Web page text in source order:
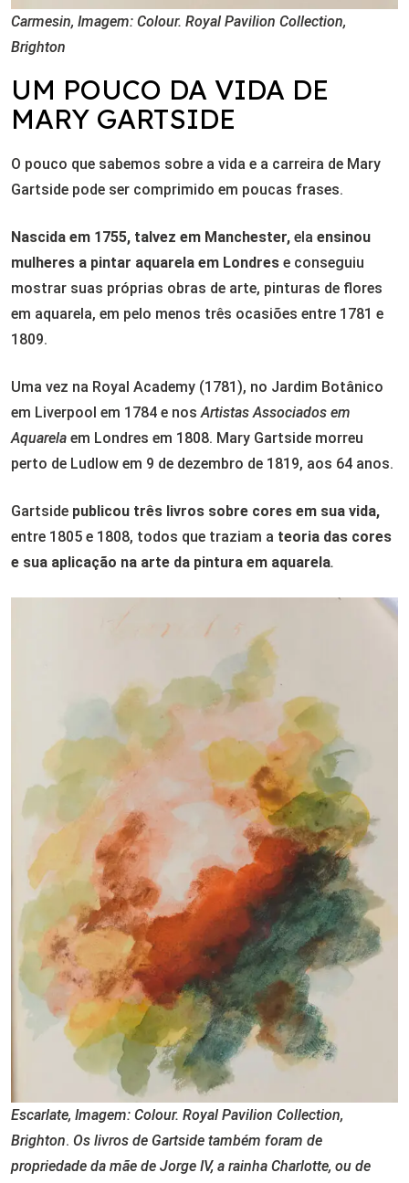
Carmesin, Imagem: Colour. Royal Pavilion Collection,
Brighton
UM POUCO DA VIDA DE
MARY GARTSIDE
O pouco que sabemos sobre a vida e a carreira de Mary
Gartside pode ser comprimido em poucas frases.
Nascida em 1755, talvez em Manchester, ela ensinou
mulheres a pintar aquarela em Londres e conseguiu
mostrar suas próprias obras de arte, pinturas de flores
em aquarela, em pelo menos três ocasiões entre 1781 e
1809.
Uma vez na Royal Academy (1781), no Jardim Botânico
em Liverpool em 1784 e nosArtistas Associados em
Aquarela em Londres em 1808. Mary Gartside morreu
perto de Ludlow em 9 de dezembro de 1819, aos 64 anos.
Gartside publicou três livros sobre cores em sua vida,
entre 1805 e 1808, todos que traziam a teoria das cores
e sua aplicação na arte da pintura em aquarela.
Escarlate, Imagem: Colour. Royal Pavilion Collection,
Brighton. Os livros de Gartside também foram de
propriedade da mãe de Jorge IV, a rainha Charlotte, ou de